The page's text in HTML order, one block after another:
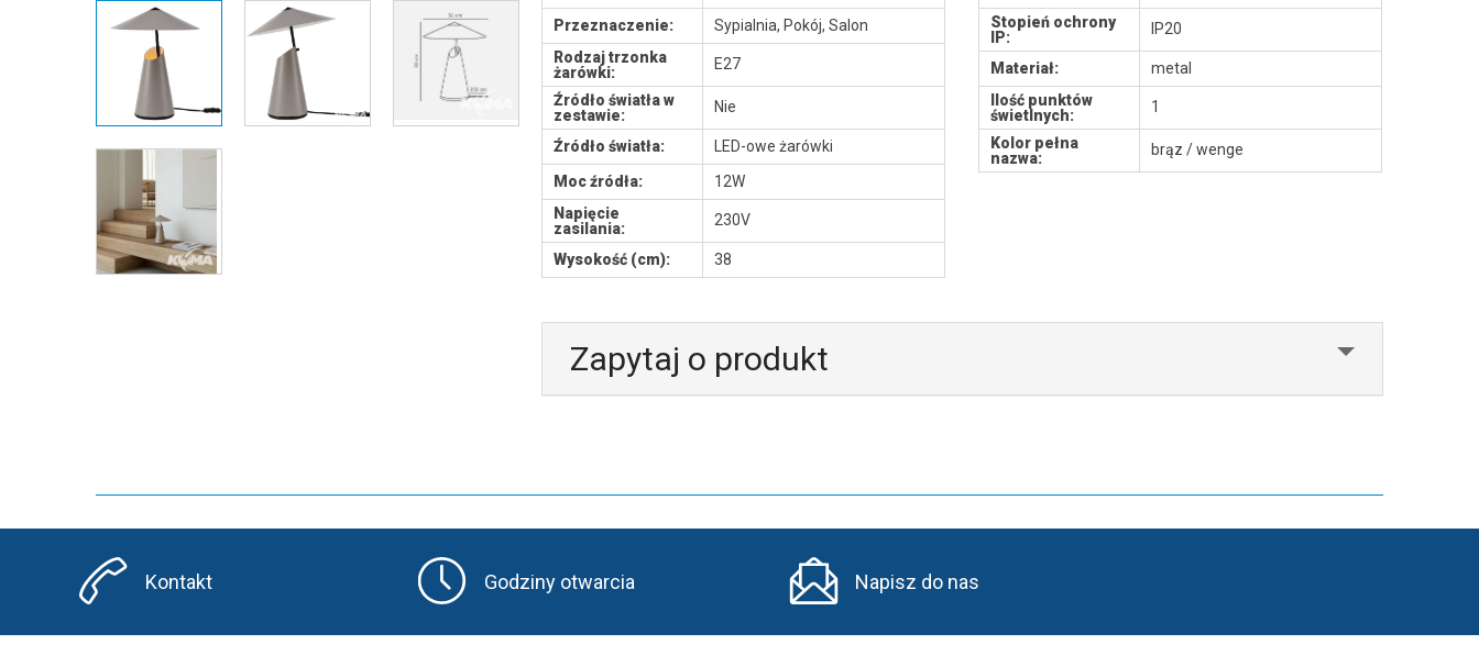
Przeznaczenie:
Sypialnia, Pokój, Salon
Rodzaj trzonka
żarówki:
E27
Źródło światła w
zestawie:
Nie
Źródło światła:
LED-owe żarówki
Moc źródła:
12W
Napięcie
zasilania:
230V
Wysokość (cm): 38
Stopień ochrony
IP:
IP20
Materiał:
metal
Ilość punktów
świetlnych:
1
Kolor pełna
nazwa:
brąz / wenge
Zapytaj o produkt
Kontakt Godziny otwarcia Napisz do nas